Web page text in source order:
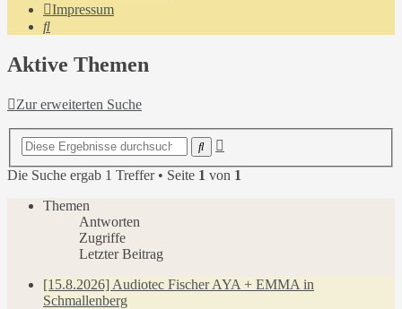
Impressum
Suche
Aktive Themen
Zur erweiterten Suche
Suche
Die Suche ergab 1 Treffer • Seite 1 von 1
Themen
Antworten
Zugriffe
Letzter Beitrag
[15.8.2026] Audiotec Fischer AYA + EMMA in
Schmallenberg